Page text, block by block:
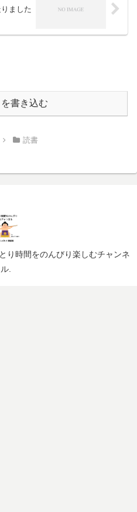
ました
書き込む
読書
り時間をのんびり楽しむチャンネ
ル.